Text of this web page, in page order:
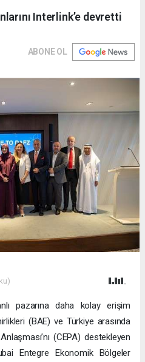
Interlink’e devretti
ABONE OL
pazarına daha kolay erişim
(BAE) ve Türkiye arasında
(CEPA) destekleyen
Entegre Ekonomik Bölgeler